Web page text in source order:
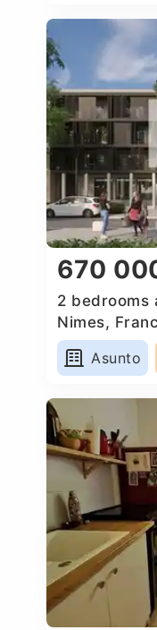
670
2 bedrooms
Nimes,
Asunto